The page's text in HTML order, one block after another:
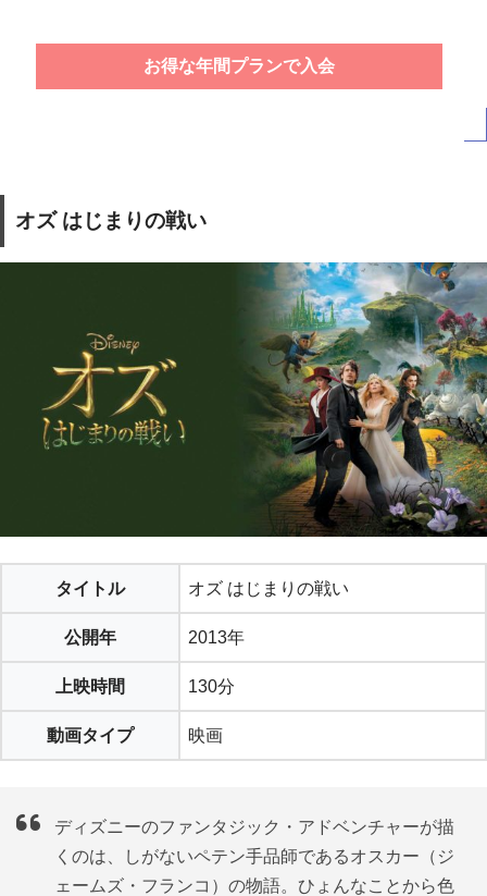
お得な年間プランで入会
オズ はじまりの戦い
タイトル オズ はじまりの戦い
公開年 2013年
上映時間 130分
動画タイプ 映画
ディズニーのファンタジック・アドベンチャーが描
くのは、しがないペテン手品師であるオスカー（ジ
ェームズ・フランコ）の物語。ひょんなことから色